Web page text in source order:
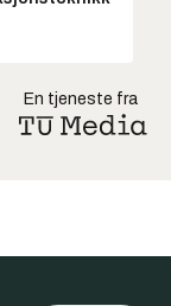
En tjeneste fra